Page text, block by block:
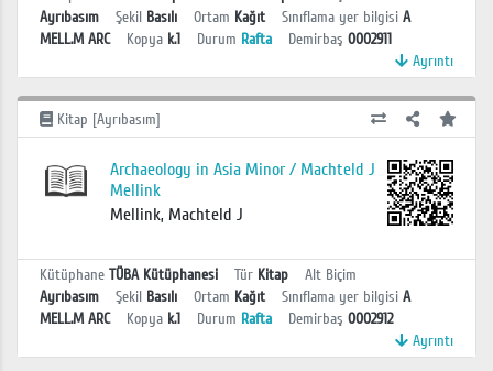
Ayrıbasım
Şekil Basılı Ortam Kağıt Sınıflama yer bilgisi A
MELL.M ARC
Kopya k.1 Durum Rafta Demirbaş 0002911
Ayrıntı
Kitap [Ayrıbasım]
Archaeology in Asia Minor / Machteld J
Mellink
Mellink, Machteld J
Kütüphane TÜBA Kütüphanesi Tür Kitap
Alt Biçim
Ayrıbasım
Şekil Basılı Ortam Kağıt Sınıflama yer bilgisi A
MELL.M ARC
Kopya k.1 Durum Rafta Demirbaş 0002912
Ayrıntı